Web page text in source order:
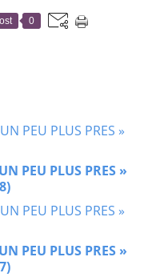
0
PEU PLUS PRES »
PEU PLUS PRES »